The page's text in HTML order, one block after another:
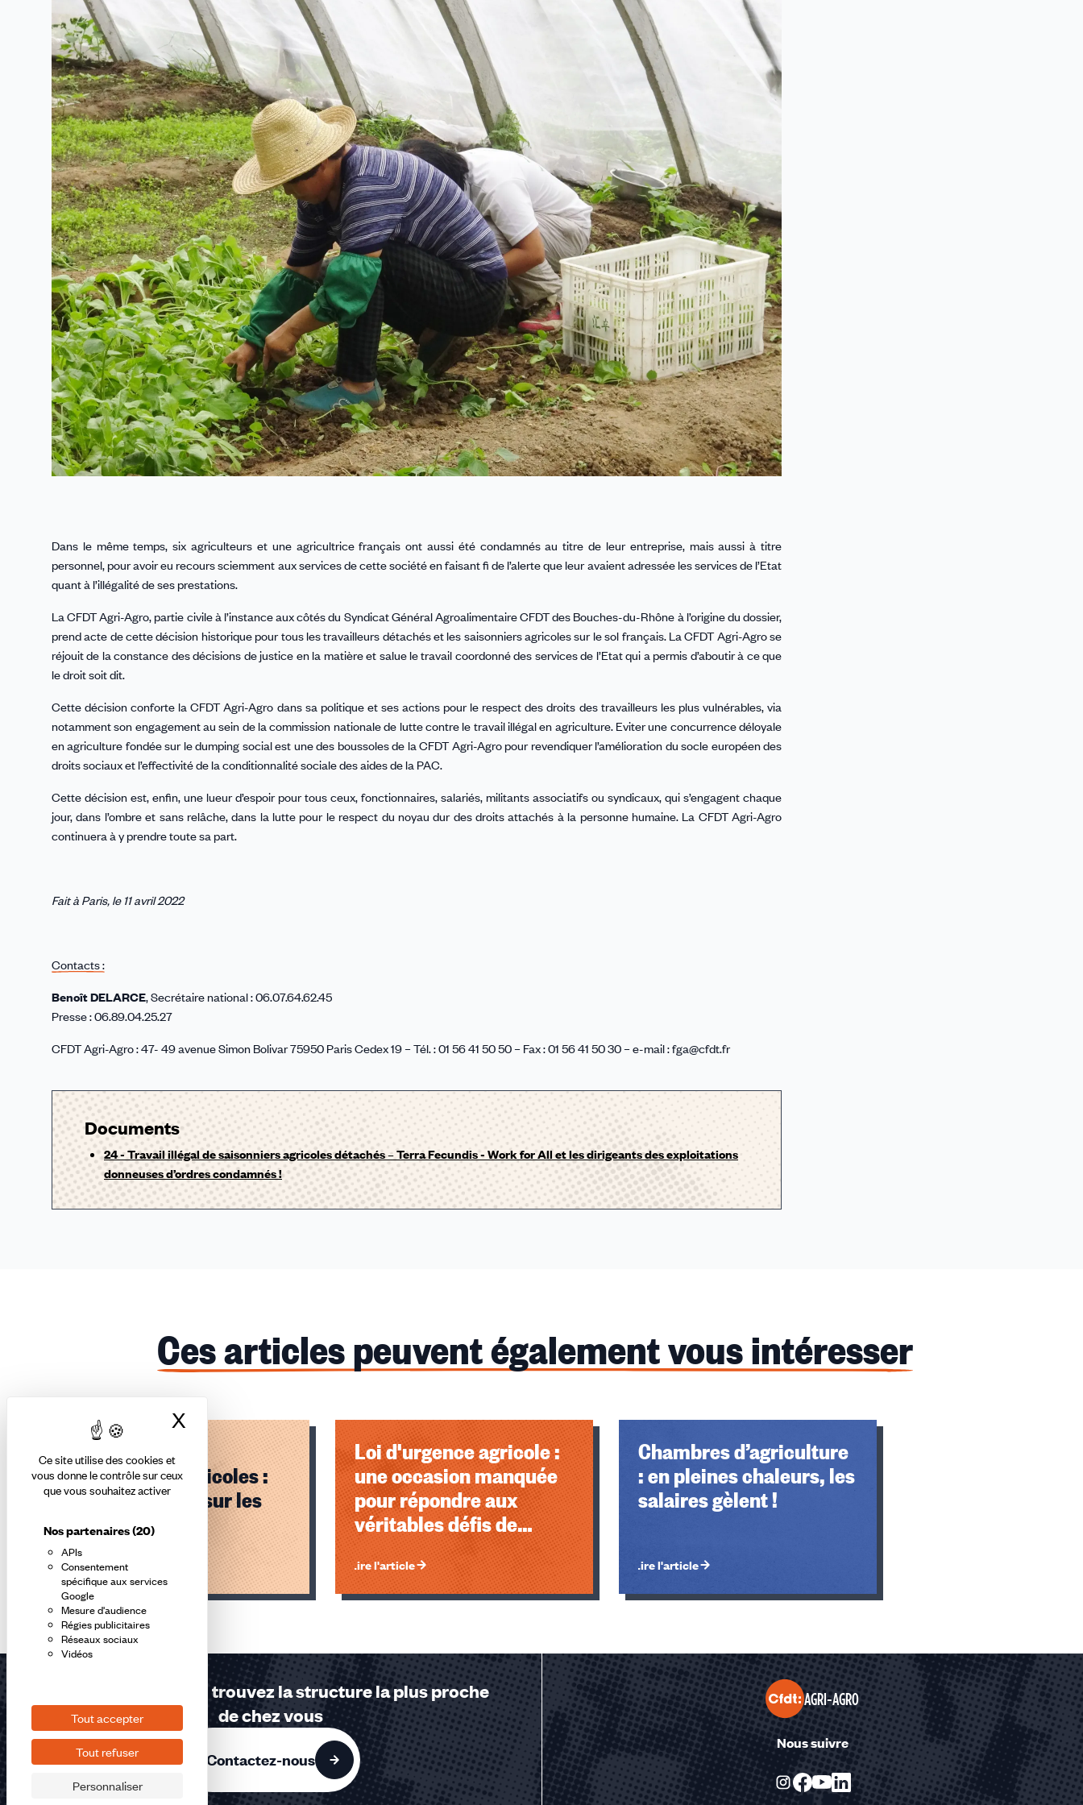
Ce site utilise des cookies et
vous donne le contrôle sur ceux
que vous souhaitez activer
Nos partenaires(20)
APIs
Consentement
spécifique aux services
Google
Mesure d'audience
Régies publicitaires
Réseaux sociaux
Vidéos
Tout accepter
Tout refuser
Personnaliser
X Masquer le bandeau des cookies
Dans le même temps, six agriculteurs et une agricultrice français ont aussi été condamnés au titre de leur entreprise, mais aussi à titre
personnel, pour avoir eu recours sciemment aux services de cette société en faisant fi de l’alerte que leur avaient adressée les services de l’Etat
quant à l’illégalité de ses prestations.
La CFDT Agri-Agro, partie civile à l’instance aux côtés du Syndicat Général Agroalimentaire CFDT des Bouches-du-Rhône à l’origine du dossier,
prend acte de cette décision historique pour tous les travailleurs détachés et les saisonniers agricoles sur le sol français. La CFDT Agri-Agro se
réjouit de la constance des décisions de justice en la matière et salue le travail coordonné des services de l’Etat qui a permis d’aboutir à ce que
le droit soit dit.
Cette décision conforte la CFDT Agri-Agro dans sa politique et ses actions pour le respect des droits des travailleurs les plus vulnérables, via
notamment son engagement au sein de la commission nationale de lutte contre le travail illégal en agriculture. Eviter une concurrence déloyale
en agriculture fondée sur le dumping social est une des boussoles de la CFDT Agri-Agro pour revendiquer l’amélioration du socle européen des
droits sociaux et l’effectivité de la conditionnalité sociale des aides de la PAC.
Cette décision est, enfin, une lueur d’espoir pour tous ceux, fonctionnaires, salariés, militants associatifs ou syndicaux, qui s’engagent chaque
jour, dans l’ombre et sans relâche, dans la lutte pour le respect du noyau dur des droits attachés à la personne humaine. La CFDT Agri-Agro
continuera à y prendre toute sa part.
Fait à Paris, le 11 avril 2022
Contacts :
Benoît DELARCE, Secrétaire national : 06.07.64.62.45
Presse : 06.89.04.25.27
CFDT Agri-Agro : 47- 49 avenue Simon Bolivar 75950 Paris Cedex 19 – Tél. : 01 56 41 50 50 – Fax : 01 56 41 50 30 – e-mail : fga@cfdt.fr
Documents
24 - Travail illégal de saisonniers agricoles détachés – Terra Fecundis - Work for All et les dirigeants des exploitations
donneuses d’ordres condamnés !
Ces articles peuvent également vous intéresser
Logement des
saisonniers agricoles :
coup de chaud sur les
tentes !
Lire l'article
Loi d'urgence agricole :
une occasion manquée
pour répondre aux
véritables défis de
l'agriculture et de
l'alimentation
Lire l'article
Chambres d’agriculture
: en pleines chaleurs, les
salaires gèlent !
Lire l'article
Éléments
1,
2,
accessibles
Contactez-nous ou trouvez la structure la plus proche
de chez vous
Contactez-nous
AGRI-AGRO
Nous suivre